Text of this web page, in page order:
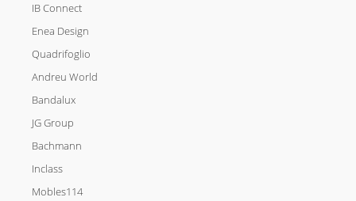
IB Connect
Enea Design
Quadrifoglio
Andreu World
Bandalux
JG Group
Bachmann
Inclass
Mobles114